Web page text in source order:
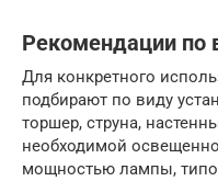
Рекомендации по
Для конкретного
подбирают по виду
торшер, струна,
необходимой
мощностью лампы,